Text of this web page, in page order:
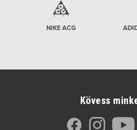
NIKE ACG
Kövess